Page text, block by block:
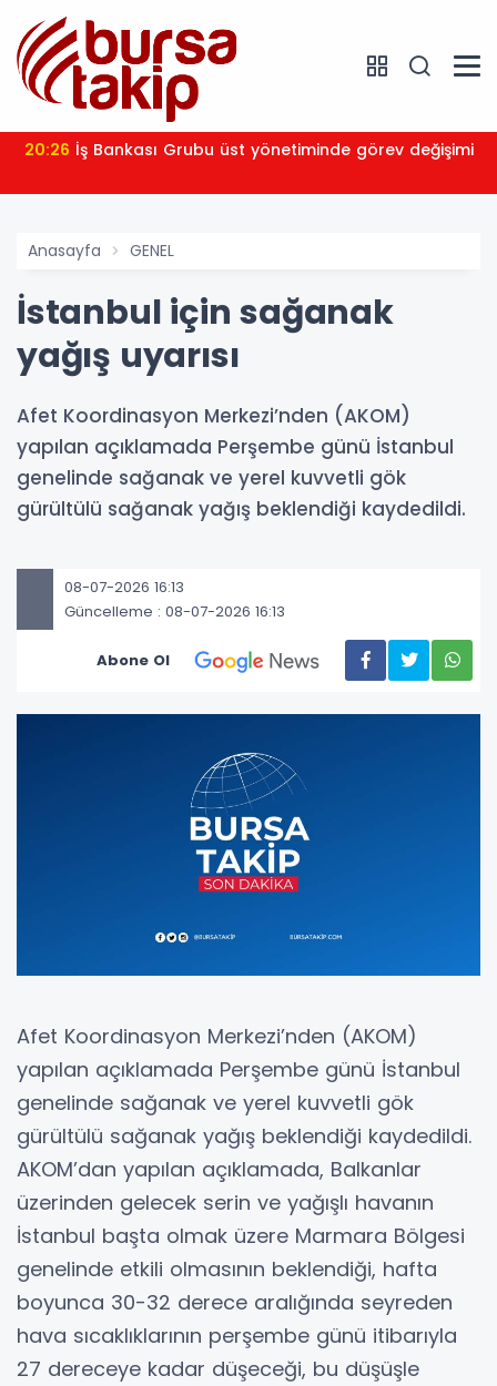
20:26 İş Bankası Grubu üst yönetiminde görev değişimi
Anasayfa GENEL
İstanbul için sağanak
yağış uyarısı
Afet Koordinasyon Merkezi’nden (AKOM)
yapılan açıklamada Perşembe günü İstanbul
genelinde sağanak ve yerel kuvvetli gök
gürültülü sağanak yağış beklendiği kaydedildi.
08-07-2026 16:13
Güncelleme : 08-07-2026 16:13
Abone Ol
Afet Koordinasyon Merkezi’nden (AKOM)
yapılan açıklamada Perşembe günü İstanbul
genelinde sağanak ve yerel kuvvetli gök
gürültülü sağanak yağış beklendiği kaydedildi.
AKOM’dan yapılan açıklamada, Balkanlar
üzerinden gelecek serin ve yağışlı havanın
İstanbul başta olmak üzere Marmara Bölgesi
genelinde etkili olmasının beklendiği, hafta
boyunca 30-32 derece aralığında seyreden
hava sıcaklıklarının perşembe günü itibarıyla
27 dereceye kadar düşeceği, bu düşüşle